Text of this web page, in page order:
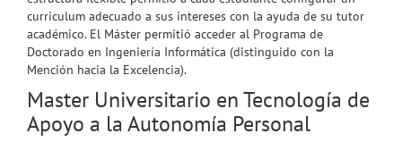
curriculum adecuado a sus intereses con la ayuda de su tutor
académico. El Máster permitió acceder al Programa de
Doctorado en Ingeniería Informática (distinguido con la
Mención hacia la Excelencia).
Master Universitario en Tecnología de
Apoyo a la Autonomía Personal